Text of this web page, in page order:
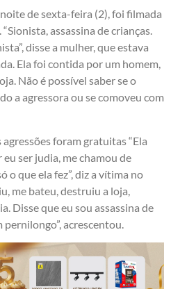
de sexta-feira (2), foi filmada
assassina de crianças.
disse a mulher, que estava
Ela foi contida por um homem,
Não é possível saber se o
a agressora ou se comoveu com
foram gratuitas “Ela
ser judia, me chamou de
o que ela fez”, diz a vítima no
me bateu, destruiu a loja,
Disse que eu sou assassina de
acrescentou.